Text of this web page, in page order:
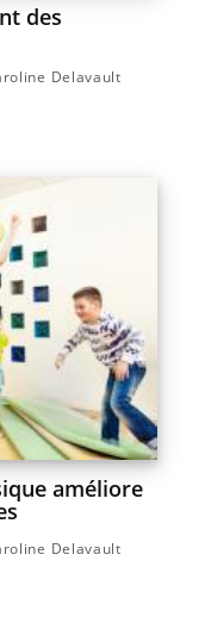
des
Delavault
améliore
Delavault